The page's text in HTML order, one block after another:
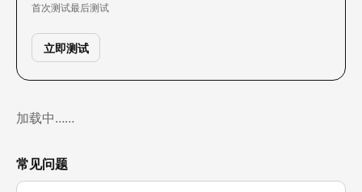
首次测试最后测试
立即测试
加载中……
常见问题